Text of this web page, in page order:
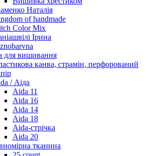
Наталія
of handmade
Color Mix
Ірина
для вишивання
канва, страмін, перфорований
/ Аіда
Aida 11
Aida 16
Aida 14
Aida 18
Aida-стрічка
Aida 20
тканина